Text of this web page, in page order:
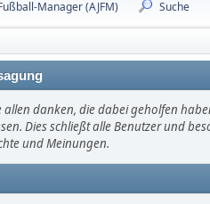
Manager (AJFM) Suche
danken, die dabei geholfen
Dies schließt alle Benutzer und
und Meinungen.